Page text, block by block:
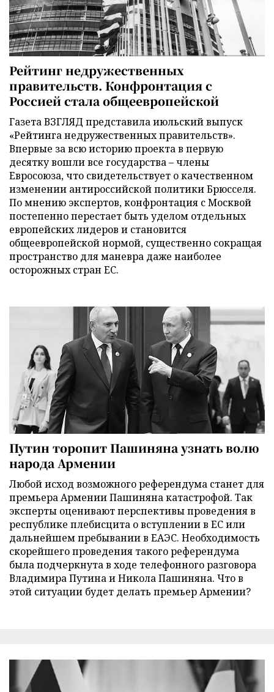
Рейтинг недружественных
правительств. Конфронтация с
Россией стала общеевропейской
Газета ВЗГЛЯД представила июльский выпуск
«Рейтинга недружественных правительств».
Впервые за всю историю проекта в первую
десятку вошли все государства – члены
Евросоюза, что свидетельствует о качественном
изменении антироссийской политики Брюсселя.
По мнению экспертов, конфронтация с Москвой
постепенно перестает быть уделом отдельных
европейских лидеров и становится
общеевропейской нормой, существенно сокращая
пространство для маневра даже наиболее
осторожных стран ЕС.
Путин торопит Пашиняна узнать волю
народа Армении
Любой исход возможного референдума станет для
премьера Армении Пашиняна катастрофой. Так
эксперты оценивают перспективы проведения в
республике плебисцита о вступлении в ЕС или
дальнейшем пребывании в ЕАЭС. Необходимость
скорейшего проведения такого референдума
была подчеркнута в ходе телефонного разговора
Владимира Путина и Никола Пашиняна. Что в
этой ситуации будет делать премьер Армении?